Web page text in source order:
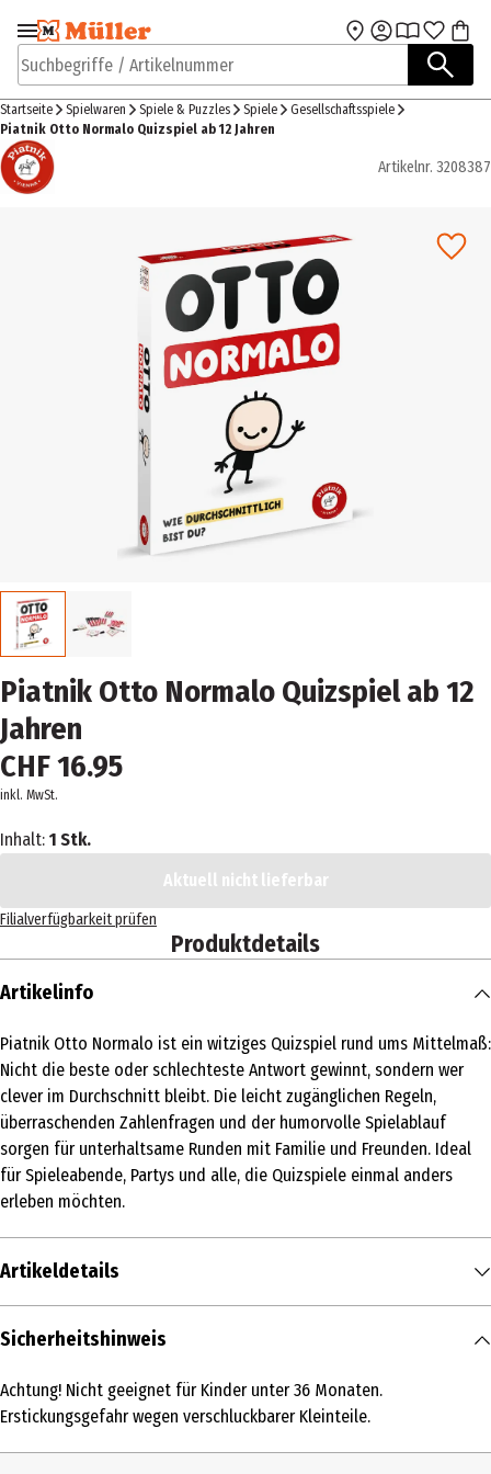
Zur Navigation
springen
Zum Hauptinhalt
Suchbegriffe / Artikelnummer
Startseite Spielwaren Spiele & Puzzles Spiele
Gesellschaftsspiele
Piatnik Otto Normalo Quizspiel ab 12 Jahren
Artikelnr. 3208387
Piatnik Otto Normalo Quizspiel ab 12
Jahren
CHF 16.95
inkl. MwSt.
Inhalt: 1 Stk.
Aktuell nicht lieferbar
Filialverfügbarkeit prüfen
Produktdetails
Artikelinfo
Piatnik Otto Normalo ist ein witziges Quizspiel rund ums Mittelmaß:
Nicht die beste oder schlechteste Antwort gewinnt, sondern wer
clever im Durchschnitt bleibt. Die leicht zugänglichen Regeln,
überraschenden Zahlenfragen und der humorvolle Spielablauf
sorgen für unterhaltsame Runden mit Familie und Freunden. Ideal
für Spieleabende, Partys und alle, die Quizspiele einmal anders
erleben möchten.
Artikeldetails
Inhalt
Produkttyp
Sicherheitshinweis
Achtung! Nicht geeignet für Kinder unter 36 Monaten.
Erstickungsgefahr wegen verschluckbarer Kleinteile.